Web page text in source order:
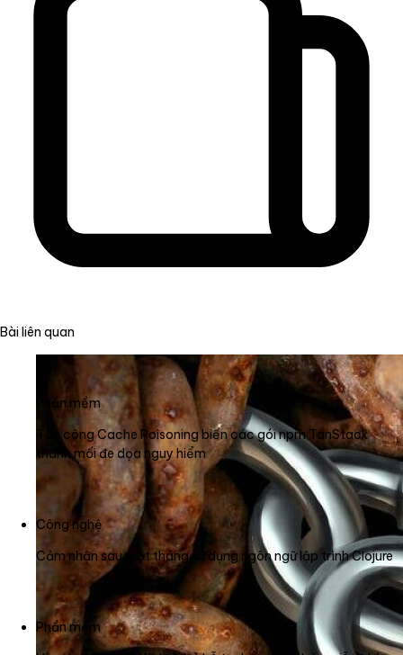
Bài liên quan
Phần mềm
Tấn công Cache Poisoning biến các gói npm TanStack
thành mối đe dọa nguy hiểm
Công nghệ
Cảm nhận sau một tháng sử dụng ngôn ngữ lập trình Clojure
Phần mềm